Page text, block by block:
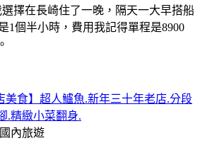
擇在長崎住了一晚，隔天一大早搭船
1個半小時，費用我記得單程是8900
美食】超人鱸魚.新年三十年老店.分段
.精緻小菜翻身.
國內旅遊